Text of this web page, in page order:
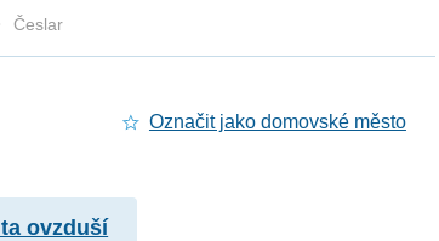
Česlar
Označit jako domovské město
ovzduší